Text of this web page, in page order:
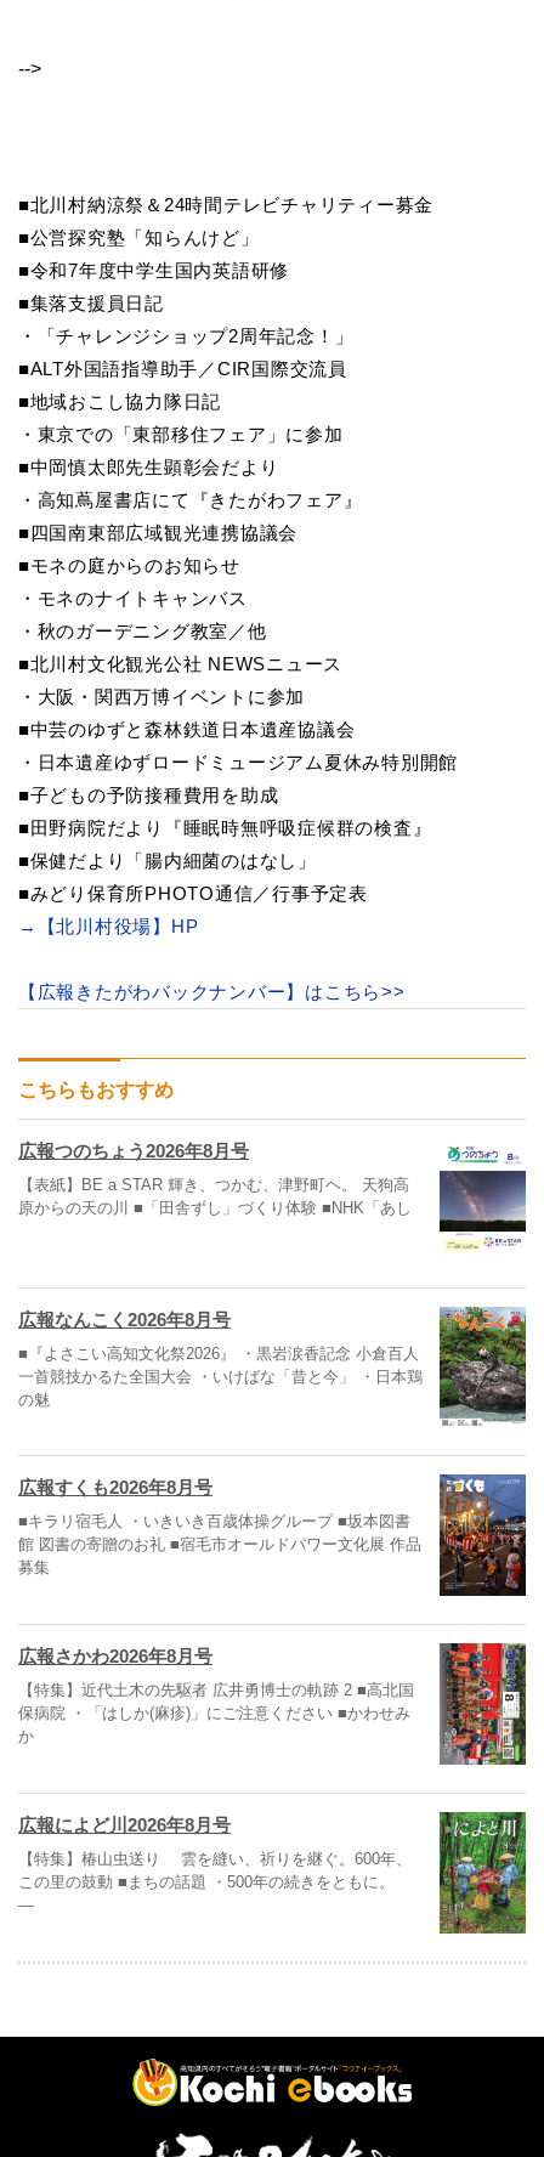
-->
■北川村納涼祭＆24時間テレビチャリティー募金
■公営探究塾「知らんけど」
■令和7年度中学生国内英語研修
■集落支援員日記
・「チャレンジショップ2周年記念！」
■ALT外国語指導助手／CIR国際交流員
■地域おこし協力隊日記
・東京での「東部移住フェア」に参加
■中岡慎太郎先生顕彰会だより
・高知蔦屋書店にて『きたがわフェア』
■四国南東部広域観光連携協議会
■モネの庭からのお知らせ
・モネのナイトキャンバス
・秋のガーデニング教室／他
■北川村文化観光公社 NEWSニュース
・大阪・関西万博イベントに参加
■中芸のゆずと森林鉄道日本遺産協議会
・日本遺産ゆずロードミュージアム夏休み特別開館
■子どもの予防接種費用を助成
■田野病院だより『睡眠時無呼吸症候群の検査』
■保健だより「腸内細菌のはなし」
■みどり保育所PHOTO通信／行事予定表
→【北川村役場】HP
【広報きたがわバックナンバー】はこちら>>
こちらもおすすめ
広報つのちょう2026年8月号
【表紙】BE a STAR 輝き、つかむ、津野町ヘ。 天狗高
原からの天の川 ■「田舎ずし」づくり体験 ■NHK「あし
広報なんこく2026年8月号
■『よさこい高知文化祭2026』 ・黒岩涙香記念 小倉百人
一首競技かるた全国大会 ・いけばな「昔と今」 ・日本鶏
の魅
広報すくも2026年8月号
■キラリ宿毛人 ・いきいき百歳体操グループ ■坂本図書
館 図書の寄贈のお礼 ■宿毛市オールドパワー文化展 作品
募集
広報さかわ2026年8月号
【特集】近代土木の先駆者 広井勇博士の軌跡 2 ■高北国
保病院 ・「はしか(麻疹)」にご注意ください ■かわせみ
か
広報によど川2026年8月号
【特集】椿山虫送り 雲を縫い、祈りを継ぐ。600年、
この里の鼓動 ■まちの話題 ・500年の続きをともに。
―